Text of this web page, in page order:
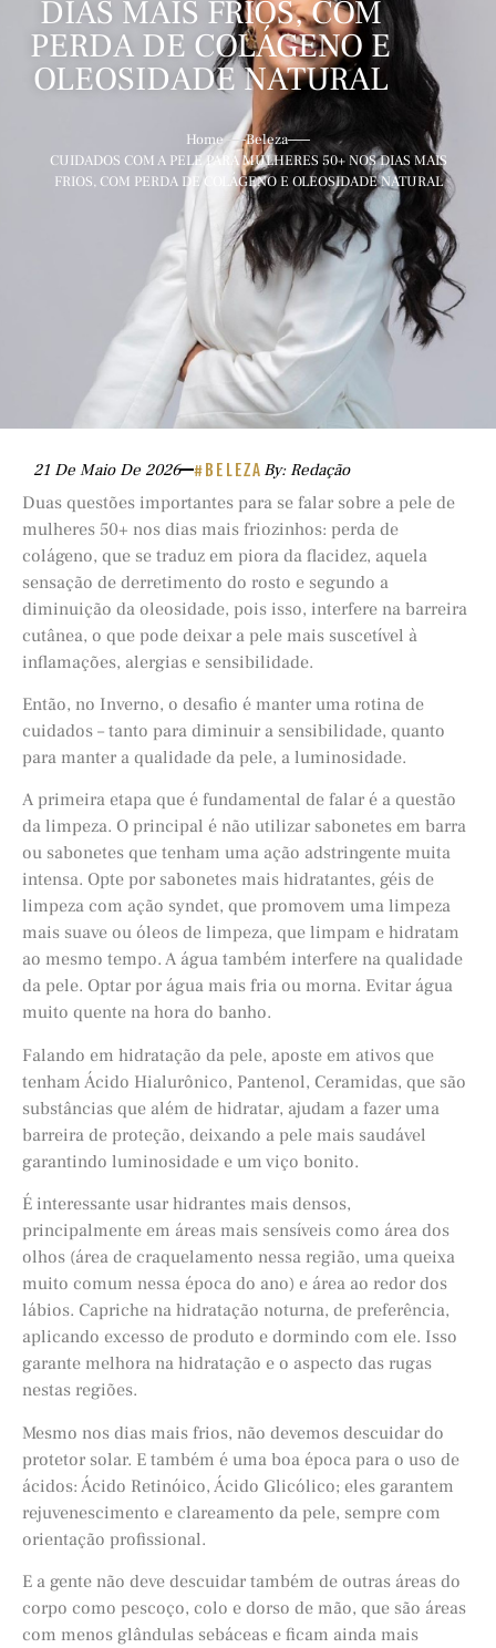
DIAS MAIS FRIOS, COM
PERDA DE COLÁGENO E
OLEOSIDADE NATURAL
Home
Beleza
CUIDADOS COM A PELE PARA MULHERES 50+ NOS DIAS MAIS
FRIOS, COM PERDA DE COLÁGENO E OLEOSIDADE NATURAL
21 De Maio De 2026 #BELEZA By: Redação
Duas questões importantes para se falar sobre a pele de
mulheres 50+ nos dias mais friozinhos: perda de
colágeno, que se traduz em piora da flacidez, aquela
sensação de derretimento do rosto e segundo a
diminuição da oleosidade, pois isso, interfere na barreira
cutânea, o que pode deixar a pele mais suscetível à
inflamações, alergias e sensibilidade.
Então, no Inverno, o desafio é manter uma rotina de
cuidados – tanto para diminuir a sensibilidade, quanto
para manter a qualidade da pele, a luminosidade.
A primeira etapa que é fundamental de falar é a questão
da limpeza. O principal é não utilizar sabonetes em barra
ou sabonetes que tenham uma ação adstringente muita
intensa. Opte por sabonetes mais hidratantes, géis de
limpeza com ação syndet, que promovem uma limpeza
mais suave ou óleos de limpeza, que limpam e hidratam
ao mesmo tempo. A água também interfere na qualidade
da pele. Optar por água mais fria ou morna. Evitar água
muito quente na hora do banho.
Falando em hidratação da pele, aposte em ativos que
tenham Ácido Hialurônico, Pantenol, Ceramidas, que são
substâncias que além de hidratar, ajudam a fazer uma
barreira de proteção, deixando a pele mais saudável
garantindo luminosidade e um viço bonito.
É interessante usar hidrantes mais densos,
principalmente em áreas mais sensíveis como área dos
olhos (área de craquelamento nessa região, uma queixa
muito comum nessa época do ano) e área ao redor dos
lábios. Capriche na hidratação noturna, de preferência,
aplicando excesso de produto e dormindo com ele. Isso
garante melhora na hidratação e o aspecto das rugas
nestas regiões.
Mesmo nos dias mais frios, não devemos descuidar do
protetor solar. E também é uma boa época para o uso de
ácidos: Ácido Retinóico, Ácido Glicólico; eles garantem
rejuvenescimento e clareamento da pele, sempre com
orientação profissional.
E a gente não deve descuidar também de outras áreas do
corpo como pescoço, colo e dorso de mão, que são áreas
com menos glândulas sebáceas e ficam ainda mais